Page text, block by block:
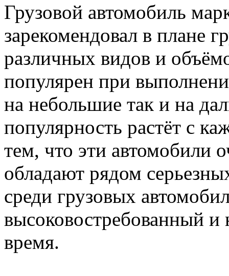
Грузовой автомобиль
зарекомендовал в плане
различных видов и
популярен при
на небольшие так и на
популярность растёт с
тем, что эти автомобили
обладают рядом
среди грузовых
высоковостребованный и
время.